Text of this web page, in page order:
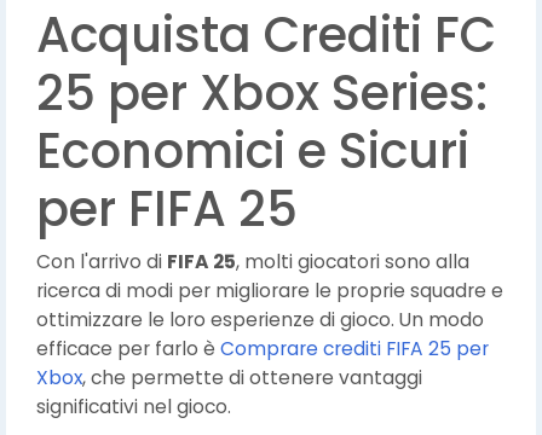
Acquista Crediti FC
25 per Xbox Series:
Economici e Sicuri
per FIFA 25
Con l'arrivo di FIFA 25, molti giocatori sono alla
ricerca di modi per migliorare le proprie squadre e
ottimizzare le loro esperienze di gioco. Un modo
efficace per farlo è Comprare crediti FIFA 25 per
Xbox, che permette di ottenere vantaggi
significativi nel gioco.